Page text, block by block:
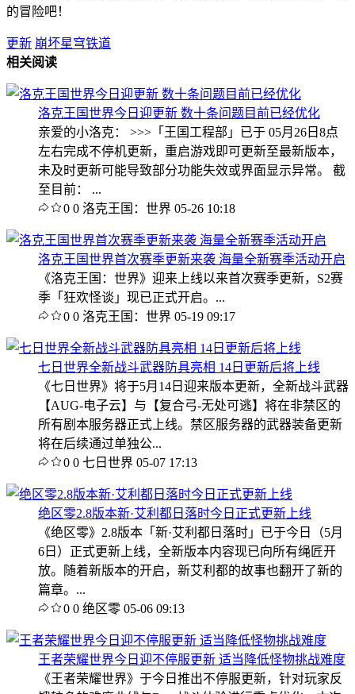
的冒险吧！
更新 崩坏星穹铁道
相关阅读
洛克王国世界今日迎更新 数十条问题目前已经优化
亲爱的小洛克： >>>「王国工程部」已于 05月26日8点
左右完成不停机更新，重启游戏即可更新至最新版本，
未及时更新可能导致部分功能失效或界面显示异常。 截
至目前： ...
0 0 洛克王国：世界 05-26 10:18
洛克王国世界首次赛季更新来袭 海量全新赛季活动开启
《洛克王国：世界》迎来上线以来首次赛季更新，S2赛
季「狂欢怪谈」现已正式开启。...
0 0 洛克王国：世界 05-19 09:17
七日世界全新战斗武器防具亮相 14日更新后将上线
《七日世界》将于5月14日迎来版本更新，全新战斗武器
【AUG-电子云】与【复合弓-无处可逃】将在非禁区的
所有剧本服务器正式上线。禁区服务器的武器装备更新
将在后续通过单独公...
0 0 七日世界 05-07 17:13
绝区零2.8版本新·艾利都日落时今日正式更新上线
《绝区零》2.8版本「新·艾利都日落时」已于今日（5月
6日）正式更新上线，全新版本内容现已向所有绳匠开
放。随着新版本的开启，新艾利都的故事也翻开了新的
篇章。...
0 0 绝区零 05-06 09:13
王者荣耀世界今日迎不停服更新 适当降低怪物挑战难度
《王者荣耀世界》于今日推出不停服更新，针对玩家反